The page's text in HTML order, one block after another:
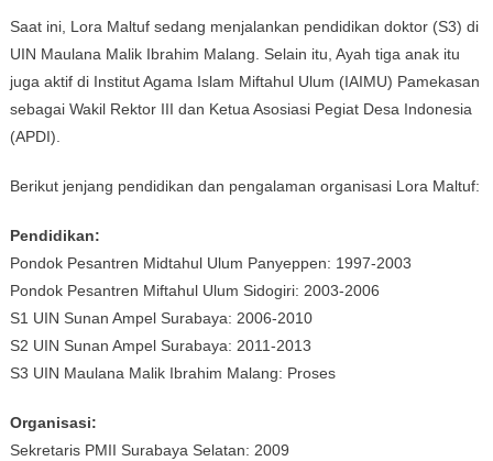
Saat ini, Lora Maltuf sedang menjalankan pendidikan doktor (S3) di
UIN Maulana Malik Ibrahim Malang. Selain itu, Ayah tiga anak itu
juga aktif di Institut Agama Islam Miftahul Ulum (IAIMU) Pamekasan
sebagai Wakil Rektor III dan Ketua Asosiasi Pegiat Desa Indonesia
(APDI).
Berikut jenjang pendidikan dan pengalaman organisasi Lora Maltuf:
Pendidikan:
Pondok Pesantren Midtahul Ulum Panyeppen: 1997-2003
Pondok Pesantren Miftahul Ulum Sidogiri: 2003-2006
S1 UIN Sunan Ampel Surabaya: 2006-2010
S2 UIN Sunan Ampel Surabaya: 2011-2013
S3 UIN Maulana Malik Ibrahim Malang: Proses
Organisasi:
Sekretaris PMII Surabaya Selatan: 2009